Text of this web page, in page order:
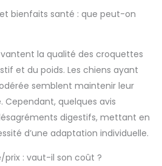
d'avoir un
GLUCIDES ET SANS
CHARGES : Nos
recettes sont
exemptes de
céréales et
offrent à votre
chien une
riche en
bienfaits santé : que peut-on
la qualité des croquettes
et du poids. Les chiens ayant
semblent maintenir leur
Cependant, quelques avis
digestifs, mettant en
d’une adaptation individuelle.
prix : vaut-il son coût ?